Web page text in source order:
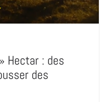
Hectar : des
des